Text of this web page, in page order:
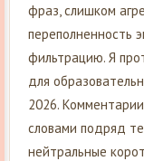
фраз, слишком
переполненность
фильтрацию. Я
для
2026.
словами подряд
нейтральные